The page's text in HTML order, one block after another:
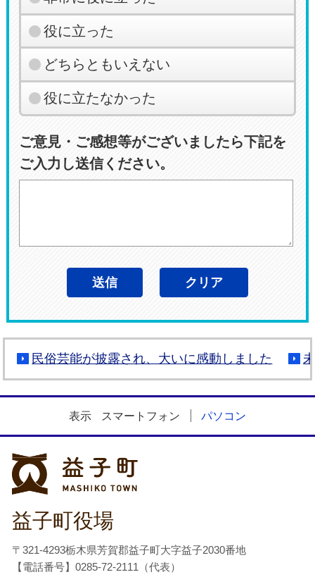
役に立った
どちらともいえない
役に立たなかった
ご意見・ご感想等がございましたら下記を
ご入力し送信ください。
民俗芸能が披露され、大いに感動しました
表示 スマートフォン パソコン
益子町役場
〒321-4293栃木県芳賀郡益子町大字益子2030番地
【電話番号】0285-72-2111（代表）